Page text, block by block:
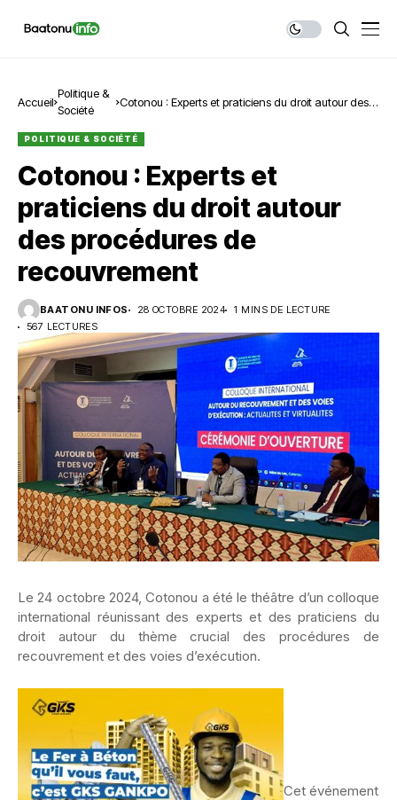
Accueil
Politique &
Société
Cotonou : Experts et praticiens du droit autour des
POLITIQUE & SOCIÉTÉ
Cotonou : Experts et
praticiens du droit autour
des procédures de
recouvrement
BAATONU INFOS 28 OCTOBRE 2024
1 MINS DE LECTURE
567 LECTURES
Le 24 octobre 2024, Cotonou a été le théâtre d’un colloque
international réunissant des experts et des praticiens du
droit autour du thème crucial des procédures de
recouvrement et des voies d’exécution.
Cet événement